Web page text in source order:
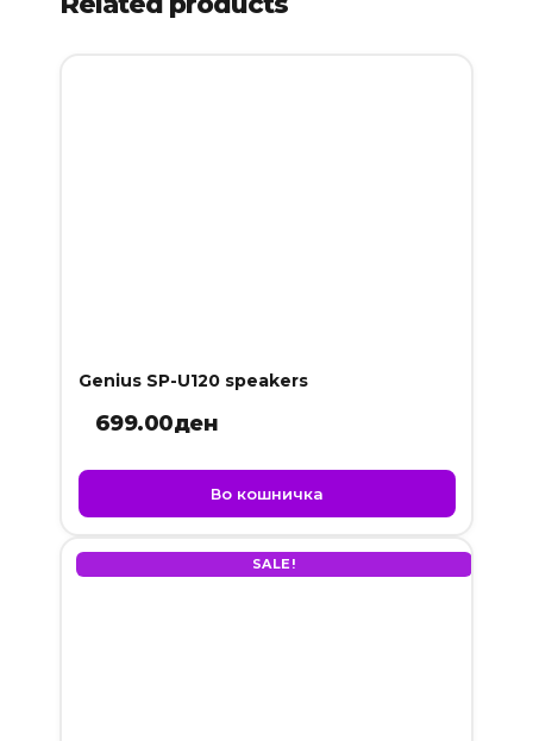
Genius SP-U120 speakers
699.00ден
Во кошничка
SALE!